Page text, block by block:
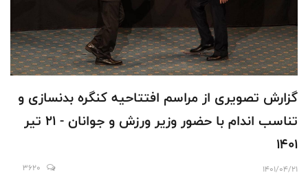
گزارش تصویری از مراسم افتتاحیه کنگره بدنسازی و
تناسب اندام با حضور وزیر ورزش و جوانان - 21 تیر
1401
1401/04/21
3620